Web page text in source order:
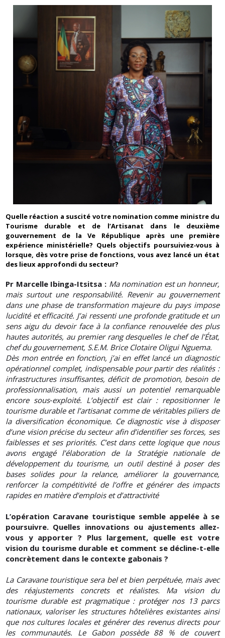
Quelle réaction a suscité votre nomination comme ministre du
Tourisme durable et de l’Artisanat dans le deuxième
gouvernement de la Ve République après une première
expérience ministérielle? Quels objectifs poursuiviez‑vous à
lorsque, dès votre prise de fonctions, vous avez lancé un état
des lieux approfondi du secteur?
Pr Marcelle Ibinga-Itsitsa : Ma nomination est un honneur,
mais surtout une responsabilité. Revenir au gouvernement
dans une phase de transformation majeure du pays impose
lucidité et efficacité. J’ai ressenti une profonde gratitude et un
sens aigu du devoir face à la confiance renouvelée des plus
hautes autorités, au premier rang desquelles le chef de l’État,
chef du gouvernement, S.E.M. Brice Clotaire Oligui Nguema.
Dès mon entrée en fonction, j’ai en effet lancé un diagnostic
opérationnel complet, indispensable pour partir des réalités :
infrastructures insuffisantes, déficit de promotion, besoin de
professionnalisation, mais aussi un potentiel remarquable
encore sous‑exploité. L’objectif est clair : repositionner le
tourisme durable et l’artisanat comme de véritables piliers de
la diversification économique. Ce diagnostic vise à disposer
d’une vision précise du secteur afin d’identifier ses forces, ses
faiblesses et ses priorités. C’est dans cette logique que nous
avons engagé l’élaboration de la Stratégie nationale de
développement du tourisme, un outil destiné à poser des
bases solides pour la relance, améliorer la gouvernance,
renforcer la compétitivité de l’offre et générer des impacts
rapides en matière d’emplois et d’attractivité
L’opération Caravane touristique semble appelée à se
poursuivre. Quelles innovations ou ajustements allez-
vous y apporter ? Plus largement, quelle est votre
vision du tourisme durable et comment se décline-t-elle
concrètement dans le contexte gabonais ?
La Caravane touristique sera bel et bien perpétuée, mais avec
des réajustements concrets et réalistes. Ma vision du
tourisme durable est pragmatique : protéger nos 13 parcs
nationaux, valoriser les structures hôtelières existantes ainsi
que nos cultures locales et générer des revenus directs pour
les communautés. Le Gabon possède 88 % de couvert